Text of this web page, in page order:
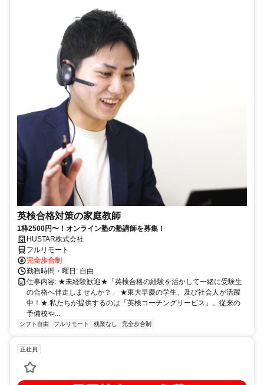
英検合格対策の家庭教師
1枠2500円〜！オンライン塾の塾講師を募集！
HUSTAR株式会社
フルリモート
完全歩合制
勤務時間・曜日: 自由
仕事内容: ★未経験歓迎★「英検合格の経験を活かして一緒に受験生
の合格へ伴走しませんか？」 ★東大早慶の学生、及び社会人が活躍
中！★ 私たちが提供するのは「英検コーチングサービス」。従来の
予備校や...
シフト自由 フルリモート 残業なし 完全歩合制
正社員